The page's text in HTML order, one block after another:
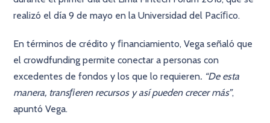
realizó el día 9 de mayo en la Universidad del Pacíﬁco.
En términos de crédito y ﬁnanciamiento, Vega señaló que
el crowdfunding permite conectar a personas con
excedentes de fondos y los que lo requieren. “De esta
manera, transﬁeren recursos y así pueden crecer más”,
apuntó Vega.